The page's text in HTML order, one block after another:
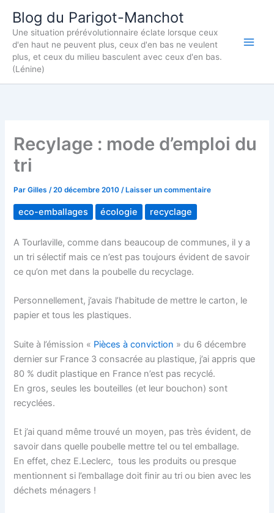
contenu
Blog du Parigot-Manchot
Une situation prérévolutionnaire éclate lorsque ceux
d'en haut ne peuvent plus, ceux d'en bas ne veulent
plus, et ceux du milieu basculent avec ceux d'en bas.
(Lénine)
Recylage : mode d’emploi du
tri
ParGilles/20 décembre 2010/ Laisser un commentaire
eco-emballages écologie recyclage
A Tourlaville, comme dans beaucoup de communes, il y a
un tri sélectif mais ce n’est pas toujours évident de savoir
ce qu’on met dans la poubelle du recyclage.
Personnellement, j’avais l’habitude de mettre le carton, le
papier et tous les plastiques.
Suite à l’émission « Pièces à conviction » du 6 décembre
dernier sur France 3 consacrée au plastique, j’ai appris que
80 % dudit plastique en France n’est pas recyclé.
En gros, seules les bouteilles (et leur bouchon) sont
recyclées.
Et j’ai quand même trouvé un moyen, pas très évident, de
savoir dans quelle poubelle mettre tel ou tel emballage.
En effet, chez E.Leclerc, tous les produits ou presque
mentionnent si l’emballage doit finir au tri ou bien avec les
déchets ménagers !